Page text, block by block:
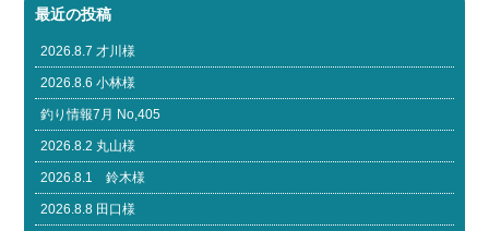
最近の投稿
2026.8.7 才川様
2026.8.6 小林様
釣り情報7月 No,405
2026.8.2 丸山様
2026.8.1 鈴木様
2026.8.8 田口様